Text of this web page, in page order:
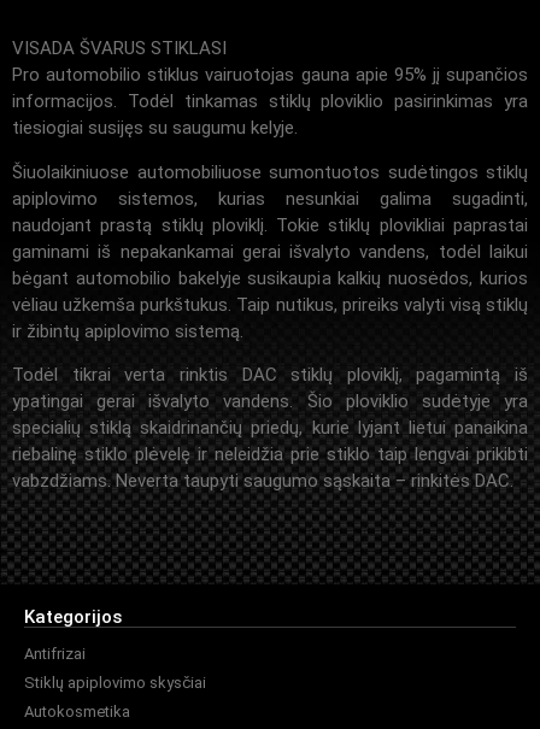
VISADA ŠVARUS STIKLASI
Pro automobilio stiklus vairuotojas gauna apie 95% jį supančios
informacijos. Todėl tinkamas stiklų ploviklio pasirinkimas yra
tiesiogiai susijęs su saugumu kelyje.
Šiuolaikiniuose automobiliuose sumontuotos sudėtingos stiklų
apiplovimo sistemos, kurias nesunkiai galima sugadinti,
naudojant prastą stiklų ploviklį. Tokie stiklų plovikliai paprastai
gaminami iš nepakankamai gerai išvalyto vandens, todėl laikui
bėgant automobilio bakelyje susikaupia kalkių nuosėdos, kurios
vėliau užkemša purkštukus. Taip nutikus, prireiks valyti visą stiklų
ir žibintų apiplovimo sistemą.
Todėl tikrai verta rinktis DAC stiklų ploviklį, pagamintą iš
ypatingai gerai išvalyto vandens. Šio ploviklio sudėtyje yra
specialių stiklą skaidrinančių priedų, kurie lyjant lietui panaikina
riebalinę stiklo plėvelę ir neleidžia prie stiklo taip lengvai prikibti
vabzdžiams. Neverta taupyti saugumo sąskaita – rinkitės DAC.
Kategorijos
Antifrizai
Stiklų apiplovimo skysčiai
Autokosmetika